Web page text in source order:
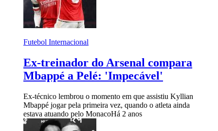
Futebol Internacional
Ex-treinador do Arsenal compara
Mbappé a Pelé: 'Impecável'
Ex-técnico lembrou o momento em que assistiu Kyllian
Mbappé jogar pela primeira vez, quando o atleta ainda
estava atuando pelo MonacoHá 2 anos